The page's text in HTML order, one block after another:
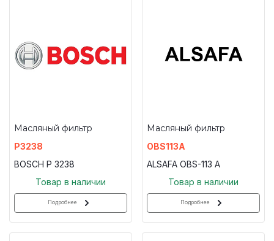
Масляный фильтр
P3238
BOSCH P 3238
Товар в наличии
Подробнее
Масляный фильтр
OBS113A
ALSAFA OBS-113 A
Товар в наличии
Подробнее